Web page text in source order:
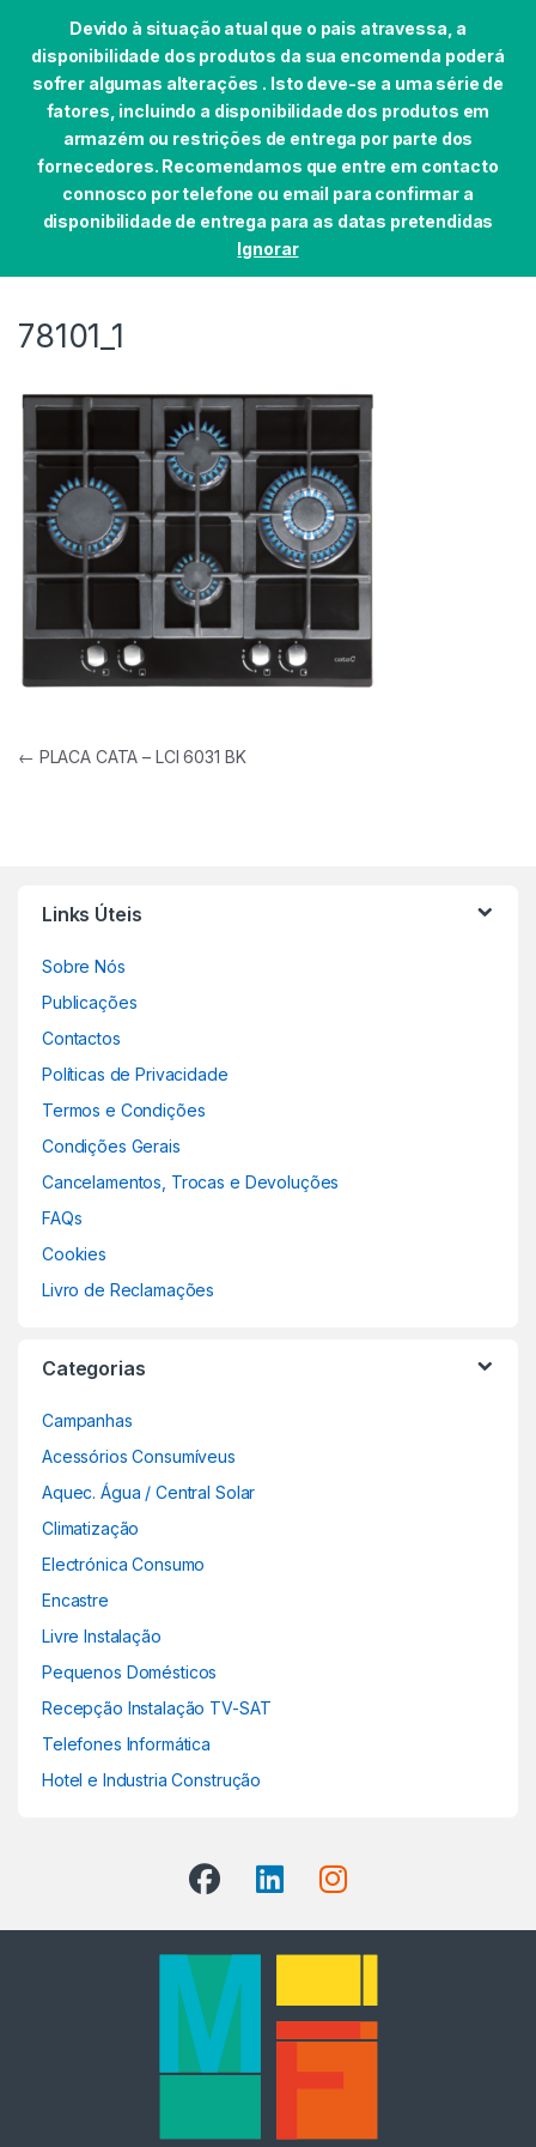
Devido à situação atual que o pais atravessa, a
disponibilidade dos produtos da sua encomenda poderá
sofrer algumas alterações . Isto deve-se a uma série de
fatores, incluindo a disponibilidade dos produtos em
armazém ou restrições de entrega por parte dos
fornecedores. Recomendamos que entre em contacto
connosco por telefone ou email para confirmar a
disponibilidade de entrega para as datas pretendidas
Ignorar
Skip to navigation
Skip to content
ENCASTRE PLACAS PLACA CATA – LCI
78101_1
Navegação de artigos
← PLACA CATA – LCI 6031 BK
Links Úteis
Sobre Nós
Publicações
Contactos
Políticas de Privacidade
Termos e Condições
Condições Gerais
Cancelamentos, Trocas e Devoluções
FAQs
Cookies
Livro de Reclamações
Categorias
Campanhas
Acessórios Consumíveus
Aquec. Água / Central Solar
Climatização
Electrónica Consumo
Encastre
Livre Instalação
Pequenos Domésticos
Recepção Instalação TV-SAT
Telefones Informática
Hotel e Industria Construção